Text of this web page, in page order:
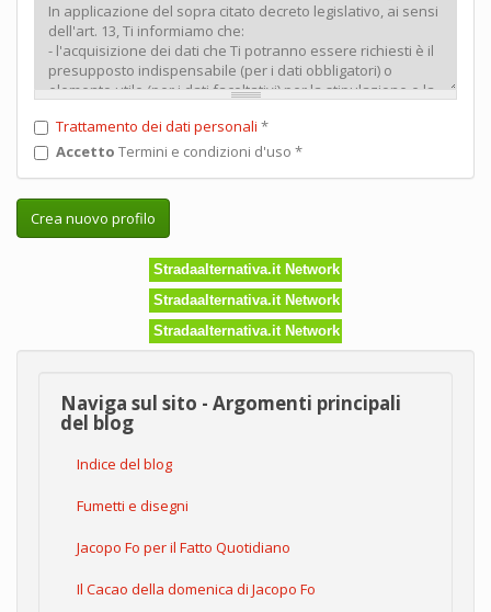
Trattamento dei dati personali *
Accetto Termini e condizioni d'uso *
Crea nuovo profilo
Stradaalternativa.it Network
Stradaalternativa.it Network
Stradaalternativa.it Network
Naviga sul sito - Argomenti principali
del blog
Indice del blog
Fumetti e disegni
Jacopo Fo per il Fatto Quotidiano
Il Cacao della domenica di Jacopo Fo